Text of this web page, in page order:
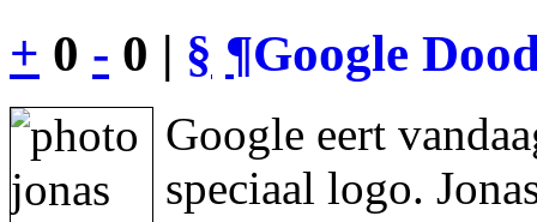
+ 0 - 0 | § ¶Google
Google eert
speciaal logo.